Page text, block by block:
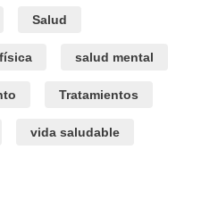
Salud
salud mental
Tratamientos
vida saludable